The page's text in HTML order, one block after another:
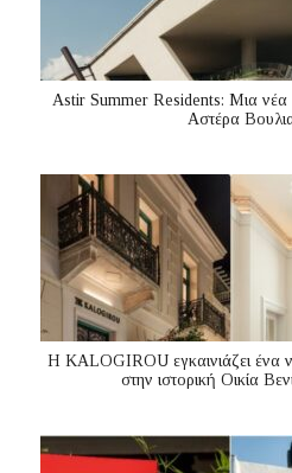
Astir Summer Residents: Μια νέα
Αστέρα
Η KALOGIROU εγκαινιάζει ένα
στην ιστορική Οικία